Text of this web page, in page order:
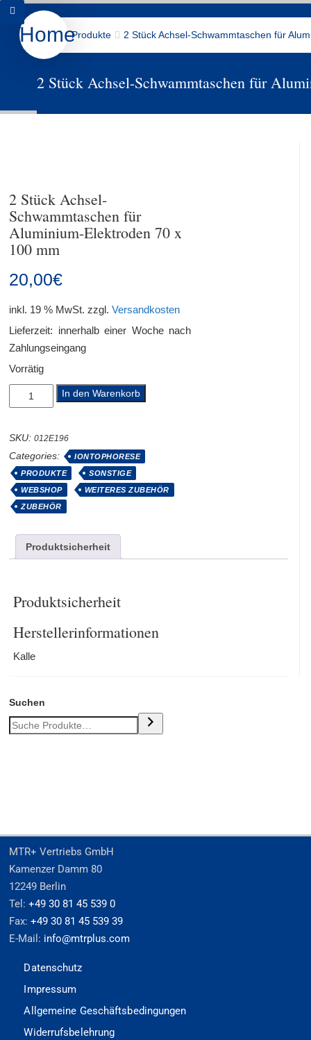
Produkte Wir über Uns Kontakt
Downloads Datenschutz Shop
HomeProdukte 2 Stück Achsel-Schwammtaschen für
2 Stück Achsel-Schwammtaschen für
2 Stück Achsel-
Schwammtaschen für
Aluminium-Elektroden 70 x
100 mm
20,00€
inkl. 19 % MwSt. zzgl.Versandkosten
Lieferzeit: innerhalb einer Woche nach
Zahlungseingang
Vorrätig
Stück
Schwammtaschen
Aluminium-
Elektroden
70
x
100
Menge
In den Warenkorb
SKU:012E196
Categories:
IONTOPHORESE
PRODUKTE
SONSTIGE
WEBSHOP
WEITERES ZUBEHÖR
ZUBEHÖR
Produktsicherheit
Produktsicherheit
Herstellerinformationen
Kalle
Suchen
MTR+ Vertriebs GmbH
Kamenzer Damm 80
12249 Berlin
Tel:+49 30 81 45 539 0
Fax:+49 30 81 45 539 39
E-Mail: info@mtrplus.com
Datenschutz
Impressum
Allgemeine Geschäftsbedingungen
Widerrufsbelehrung